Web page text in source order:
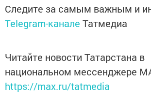
Следите за самым важным и
Telegram-канале Татмедиа
Читайте новости Татарстана в
национальном мессенджере
https://max.ru/tatmedia